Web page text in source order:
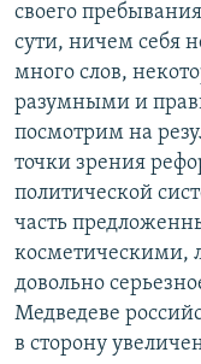
своего
сути, ничем себя
много слов,
разумными и
посмотрим на
точки зрения
политической
часть
косметическими,
довольно
Медведеве
в сторону